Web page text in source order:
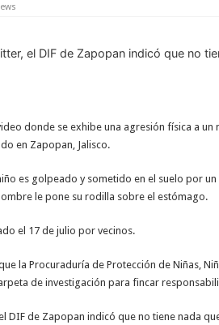
el DIF de Zapopan indicó que no
donde se exhibe una agresión física a
en Zapopan, Jalisco.
es golpeado y sometido en el suelo por
le pone su rodilla sobre el estómago.
el 17 de julio por vecinos.
la Procuraduría de Protección de Niñas,
de investigación para fincar
DIF de Zapopan indicó que no tiene nada